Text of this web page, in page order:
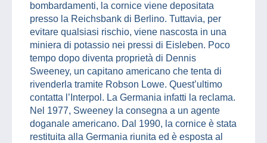
bombardamenti, la cornice viene depositata
presso la Reichsbank di Berlino. Tuttavia, per
evitare qualsiasi rischio, viene nascosta in una
miniera di potassio nei pressi di Eisleben. Poco
tempo dopo diventa proprietà di Dennis
Sweeney, un capitano americano che tenta di
rivenderla tramite Robson Lowe. Quest’ultimo
contatta l’Interpol. La Germania infatti la reclama.
Nel 1977, Sweeney la consegna a un agente
doganale americano. Dal 1990, la cornice è stata
restituita alla Germania riunita ed è esposta al